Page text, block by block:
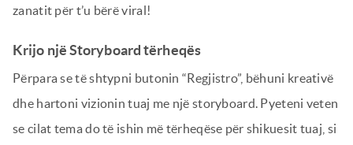
zanatit për t’u bërë viral!
Krijo një Storyboard tërheqës
Përpara se të shtypni butonin “Regjistro”, bëhuni kreativë
dhe hartoni vizionin tuaj me një storyboard. Pyeteni veten
se cilat tema do të ishin më tërheqëse për shikuesit tuaj, si